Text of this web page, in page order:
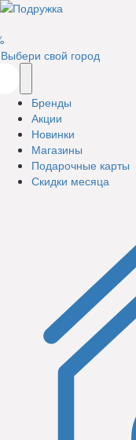
Выбери свой город
Бренды
Акции
Новинки
Магазины
Подарочные карты
Скидки месяца